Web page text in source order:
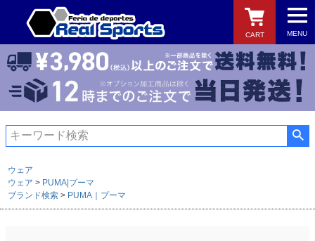
MENU
CART
検索
ウェア
ウェア
PUMA|プーマ
ブランド検索
PUMA｜プーマ